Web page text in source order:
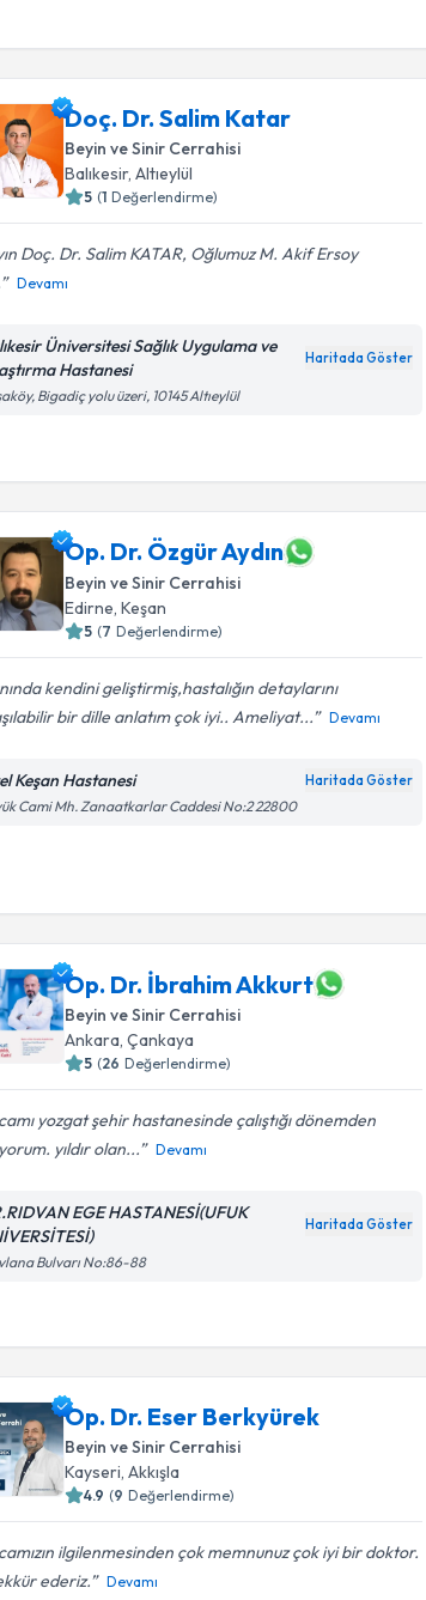
Doç. Dr. Salim Katar
Beyin ve Sinir Cerrahisi
Balıkesir,Altıeylül
5 (1 Değerlendirme)
Doç. Dr. Salim KATAR, Oğlumuz M. Akif Ersoy
Devamı
Üniversitesi Sağlık Uygulama ve
Hastanesi
Haritada Göster
Bigadiç yolu üzeri, 10145 Altıeylül
Op. Dr. Özgür Aydın
Beyin ve Sinir Cerrahisi
Edirne ,Keşan
5 (7 Değerlendirme)
kendini geliştirmiş,hastalığın detaylarını
bir dille anlatım çok iyi.. Ameliyat...
Devamı
Keşan Hastanesi Haritada Göster
Cami Mh. Zanaatkarlar Caddesi No:2 22800
Op. Dr. İbrahim Akkurt
Beyin ve Sinir Cerrahisi
Ankara,Çankaya
5 (26 Değerlendirme)
yozgat şehir hastanesinde çalıştığı dönemden
yıldır olan...
Devamı
EGE HASTANESİ(UFUK
Haritada Göster
Bulvarı No:86-88
Op. Dr. Eser Berkyürek
Beyin ve Sinir Cerrahisi
Kayseri ,Akkışla
4.9 (9 Değerlendirme)
ilgilenmesinden çok memnunuz çok iyi bir doktor.
ederiz.
Devamı